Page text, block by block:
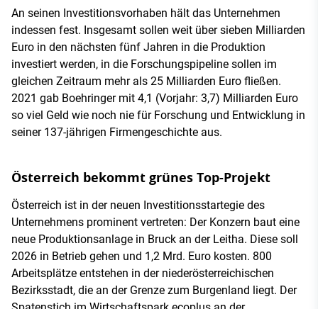
An seinen Investitionsvorhaben hält das Unternehmen
indessen fest. Insgesamt sollen weit über sieben Milliarden
Euro in den nächsten fünf Jahren in die Produktion
investiert werden, in die Forschungspipeline sollen im
gleichen Zeitraum mehr als 25 Milliarden Euro fließen.
2021 gab Boehringer mit 4,1 (Vorjahr: 3,7) Milliarden Euro
so viel Geld wie noch nie für Forschung und Entwicklung in
seiner 137-jährigen Firmengeschichte aus.
Österreich bekommt grünes Top-Projekt
Österreich ist in der neuen Investitionsstartegie des
Unternehmens prominent vertreten: Der Konzern baut eine
neue Produktionsanlage in Bruck an der Leitha. Diese soll
2026 in Betrieb gehen und 1,2 Mrd. Euro kosten. 800
Arbeitsplätze entstehen in der niederösterreichischen
Bezirksstadt, die an der Grenze zum Burgenland liegt. Der